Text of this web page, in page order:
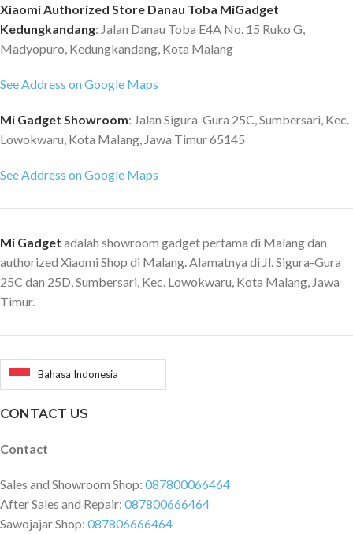
Xiaomi Authorized Store Danau Toba MiGadget
Kedungkandang: Jalan Danau Toba E4A No. 15 Ruko G,
Madyopuro, Kedungkandang, Kota Malang
See Address on Google Maps
Mi Gadget Showroom: Jalan Sigura-Gura 25C, Sumbersari, Kec.
Lowokwaru, Kota Malang, Jawa Timur 65145
See Address on Google Maps
Mi Gadget adalah showroom gadget pertama di Malang dan
authorized Xiaomi Shop di Malang. Alamatnya di Jl. Sigura-Gura
25C dan 25D, Sumbersari, Kec. Lowokwaru, Kota Malang, Jawa
Timur.
Bahasa Indonesia
CONTACT US
Contact
Sales and Showroom Shop: 087800066464
After Sales and Repair: 087800666464
Sawojajar Shop: 087806666464